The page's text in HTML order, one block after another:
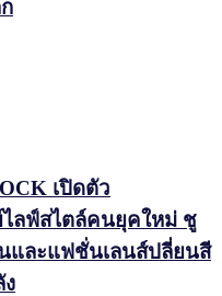
เปิดตัว
ลฟ์สไตล์คนยุคใหม่ ชู
และแฟชั่นเลนส์ปลี่ยนสี